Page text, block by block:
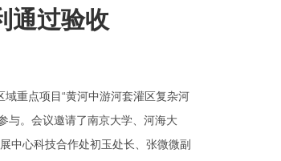
通过验收
域重点项目“黄河中游河套灌区复杂河
与。会议邀请了南京大学、河海大
中心科技合作处初玉处长、张微微副